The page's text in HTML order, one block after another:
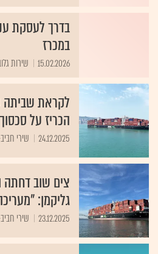
בדרך לעסקת
במכרז
15.02.2026 שירות
לקראת שביתה
הכריז על
24.12.2025 שירי
צים שוב
גליקמן:
23.12.2025 שירי